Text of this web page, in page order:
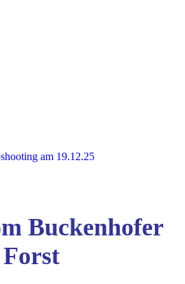
am 19.12.25
Buckenhofer
Forst